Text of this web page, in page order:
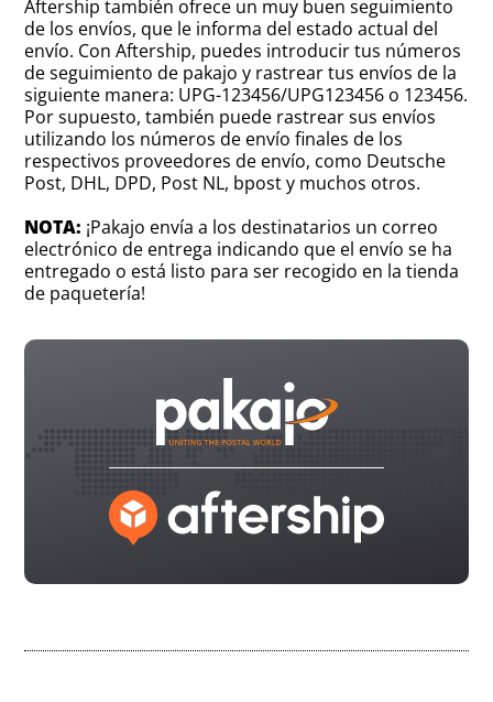
Aftership también ofrece un muy buen seguimiento
de los envíos, que le informa del estado actual del
envío. Con Aftership, puedes introducir tus números
de seguimiento de pakajo y rastrear tus envíos de la
siguiente manera: UPG-123456/UPG123456 o 123456.
Por supuesto, también puede rastrear sus envíos
utilizando los números de envío finales de los
respectivos proveedores de envío, como Deutsche
Post, DHL, DPD, Post NL, bpost y muchos otros.
NOTA: ¡Pakajo envía a los destinatarios un correo
electrónico de entrega indicando que el envío se ha
entregado o está listo para ser recogido en la tienda
de paquetería!